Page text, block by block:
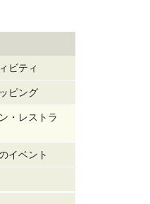
ビティ
ピング
・レストラ
イベント